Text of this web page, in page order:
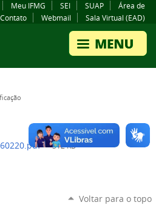
Meu IFMG SEI SUAP
Área de
Contato Webmail Sala Virtual (EAD)
— 312 KB
Voltar para o topo